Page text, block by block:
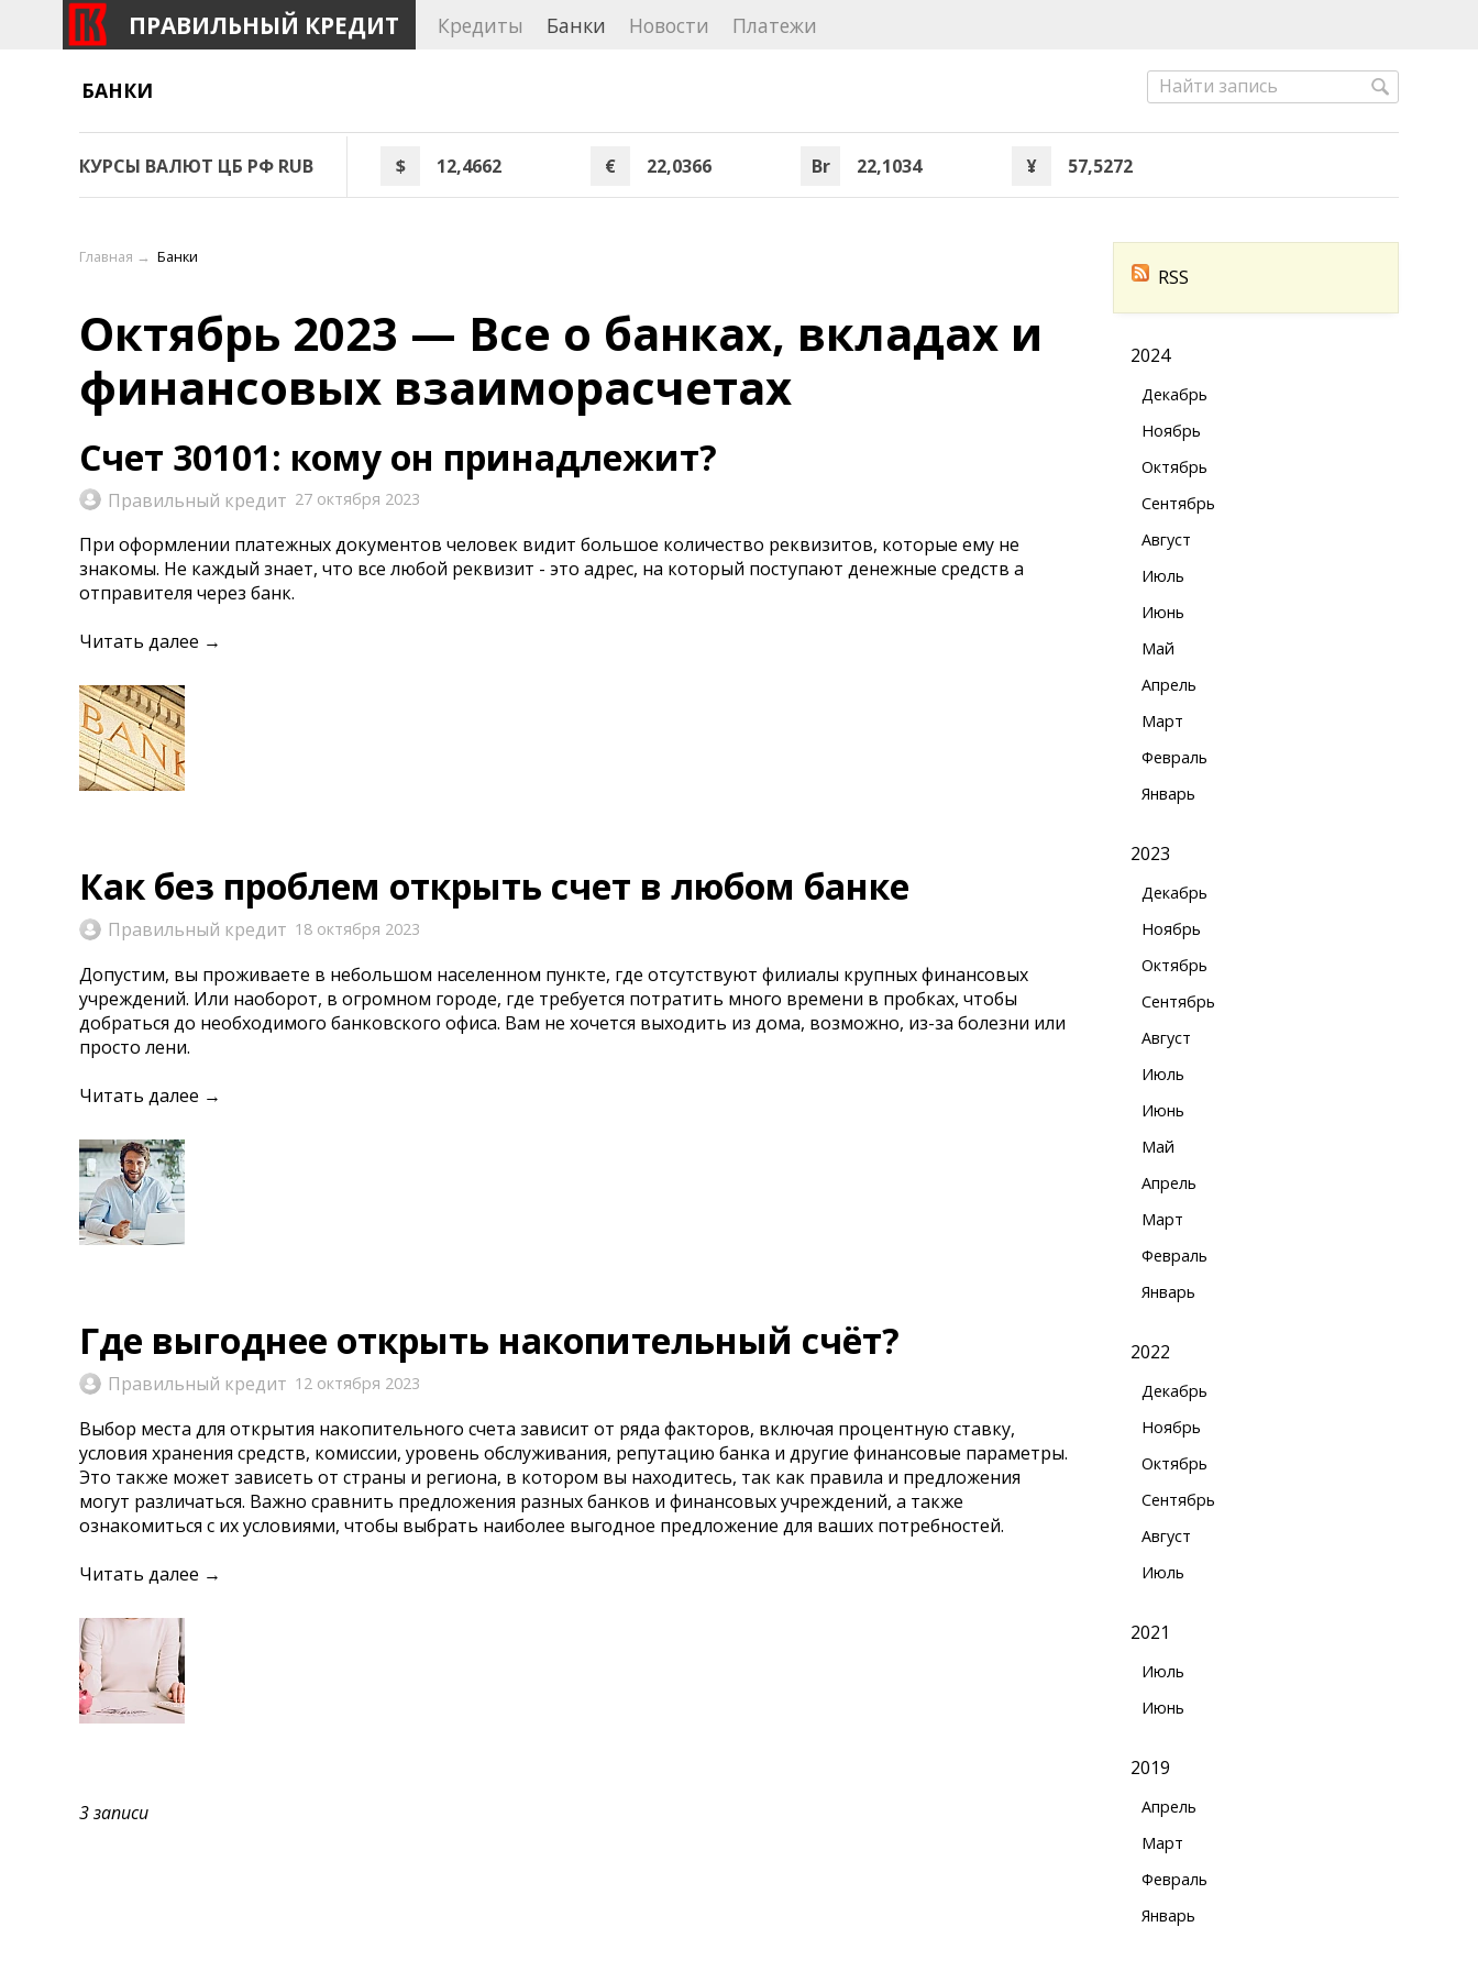
ПРАВИЛЬНЫЙ КРЕДИТ Кредиты Банки Новости Платежи
БАНКИ
КУРСЫ ВАЛЮТ ЦБ РФ RUB $ 12,4662 € 22,0366 Br 22,1034 ¥ 57,5272
RSS
2024
Декабрь
Ноябрь
Октябрь
Сентябрь
Август
Июль
Июнь
Май
Апрель
Март
Февраль
Январь
2023
Декабрь
Ноябрь
Октябрь
Сентябрь
Август
Июль
Июнь
Май
Апрель
Март
Февраль
Январь
2022
Декабрь
Ноябрь
Октябрь
Сентябрь
Август
Июль
2021
Июль
Июнь
2019
Апрель
Март
Февраль
Январь
Главная → Банки
Октябрь 2023 — Все о банках, вкладах и
финансовых взаиморасчетах
Счет 30101: кому он принадлежит?
Правильный кредит 27 октября 2023
При оформлении платежных документов человек видит большое количество реквизитов, которые ему не
знакомы. Не каждый знает, что все любой реквизит - это адрес, на который поступают денежные средств а
отправителя через банк.
Читать далее →
Как без проблем открыть счет в любом банке
Правильный кредит 18 октября 2023
Допустим, вы проживаете в небольшом населенном пункте, где отсутствуют филиалы крупных финансовых
учреждений. Или наоборот, в огромном городе, где требуется потратить много времени в пробках, чтобы
добраться до необходимого банковского офиса. Вам не хочется выходить из дома, возможно, из-за болезни или
просто лени.
Читать далее →
Где выгоднее открыть накопительный счёт?
Правильный кредит 12 октября 2023
Выбор места для открытия накопительного счета зависит от ряда факторов, включая процентную ставку,
условия хранения средств, комиссии, уровень обслуживания, репутацию банка и другие финансовые параметры.
Это также может зависеть от страны и региона, в котором вы находитесь, так как правила и предложения
могут различаться. Важно сравнить предложения разных банков и финансовых учреждений, а также
ознакомиться с их условиями, чтобы выбрать наиболее выгодное предложение для ваших потребностей.
Читать далее →
3 записи